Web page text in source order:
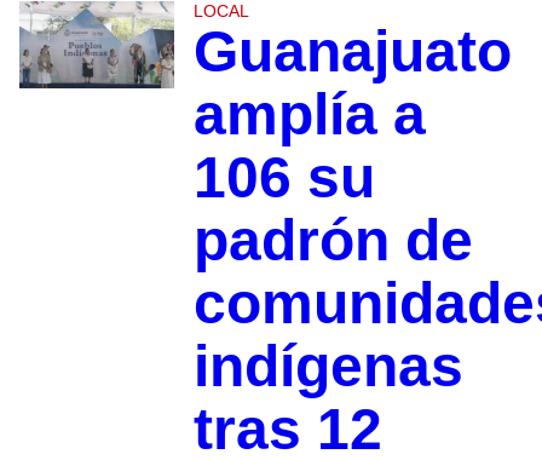
LOCAL
Guanajuato
amplía a
106 su
padrón de
indígenas
tras 12